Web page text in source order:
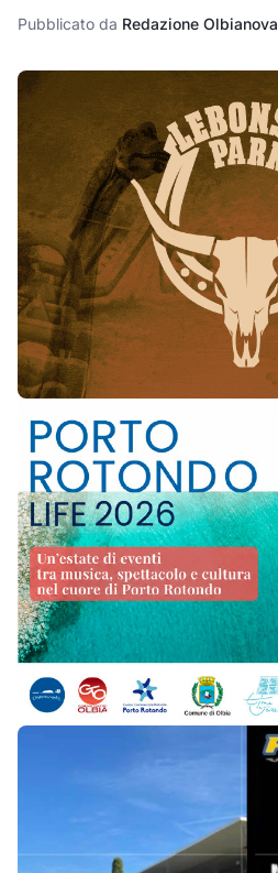
Pubblicato da Redazione Olbianova